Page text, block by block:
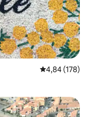
Évaluation
4,84 (178)